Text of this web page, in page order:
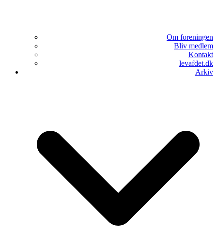
Om foreningen
Bliv medlem
Kontakt
levafdet.dk
Arkiv